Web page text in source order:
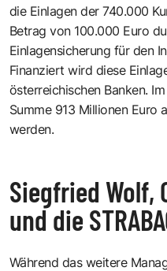
die Einlagen der 740.000
Betrag von 100.000 Euro
Einlagensicherung für den
Finanziert wird diese
österreichischen Banken.
Summe 913 Millionen Euro
werden.
Siegfried Wolf,
und die
Während das weitere